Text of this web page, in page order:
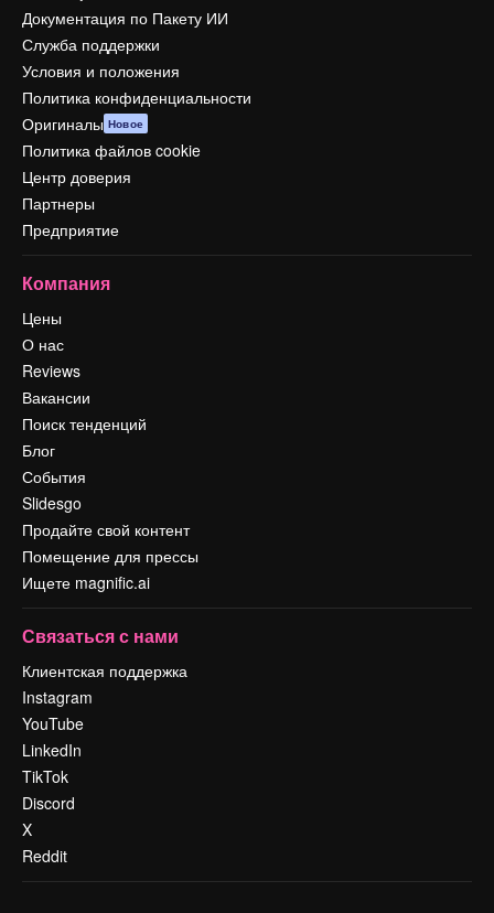
Документация по Пакету ИИ
Служба поддержки
Условия и положения
Политика конфиденциальности
Оригиналы Новое
Политика файлов cookie
Центр доверия
Партнеры
Предприятие
Компания
Цены
О нас
Reviews
Вакансии
Поиск тенденций
Блог
События
Slidesgo
Продайте свой контент
Помещение для прессы
Ищете magnific.ai
Связаться с нами
Клиентская поддержка
Instagram
YouTube
LinkedIn
TikTok
Discord
X
Reddit